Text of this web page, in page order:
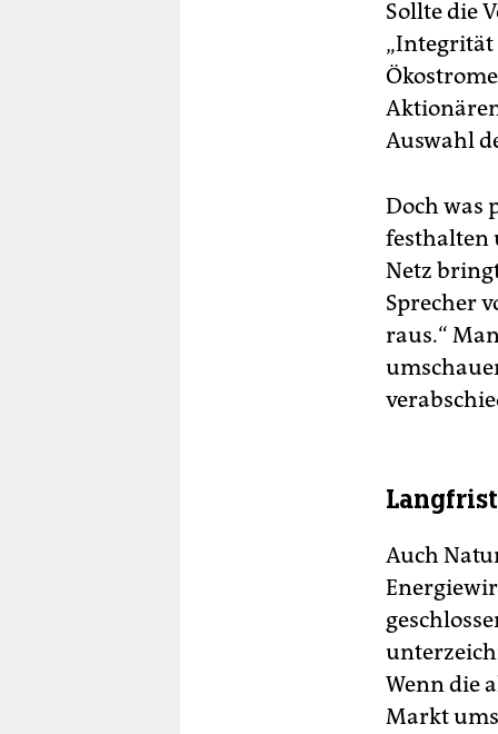
Sollte die
„Integrität
Auswahl
Doch was
festhalten
Netz
Sprecher
raus.“
Auch
Wenn die
Markt